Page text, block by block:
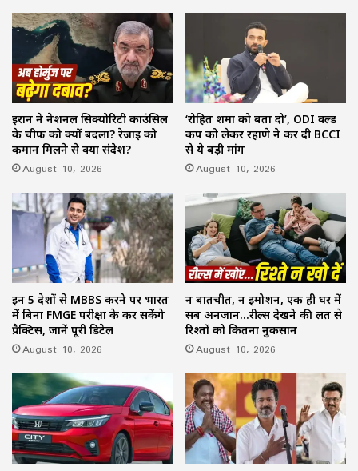
ईरान ने नेशनल सिक्योरिटी काउंसिल
के चीफ को क्यों बदला? रेजाई को
कमान मिलने से क्या संदेश?
August 10, 2026
‘रोहित शर्मा को बता दो’, ODI वर्ल्ड
कप को लेकर रहाणे ने कर दी BCCI
से ये बड़ी मांग
August 10, 2026
इन 5 देशों से MBBS करने पर भारत
में बिना FMGE परीक्षा के कर सकेंगे
प्रैक्टिस, जानें पूरी डिटेल
August 10, 2026
न बातचीत, न इमोशन, एक ही घर में
सब अनजान…रील्स देखने की लत से
रिश्तों को कितना नुकसान
August 10, 2026